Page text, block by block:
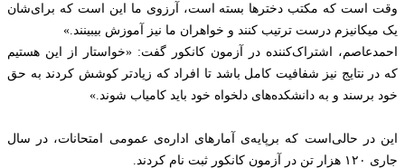
وقت است که مکتب دخترها بسته است، آرزوی ما این است که برای‌شان
یک میکانیزم درست ترتیب کنند و خواهران ما نیز آموزش بیبینند.»
احمدعاصم، اشتراک‌کننده در آزمون کانکور گفت: «خواستار از این هستیم
که در نتایج نیز شفافیت کامل باشد تا افراد که زیادتر کوشش کردند به حق
خود برسند و به دانشکده‌های دلخواه خود باید کامیاب شوند.»
این در حالی‌است که برپایه‌ی آمارهای اداره‌ی عمومی امتحانات، در سال
جاری ۱۲۰ هزار تن در آزمون کانکور ثبت نام کردند.